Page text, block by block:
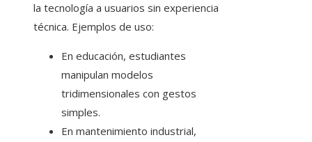
la tecnología a usuarios sin experiencia
técnica. Ejemplos de uso:
En educación, estudiantes
manipulan modelos
tridimensionales con gestos
simples.
En mantenimiento industrial,